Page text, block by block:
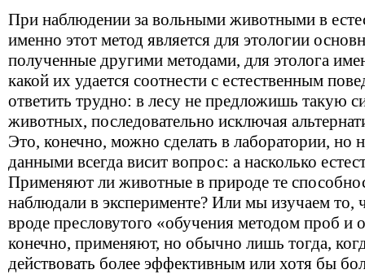
При наблюдении за вольными животными в
именно этот метод является для этологии
полученные другими методами, для этолога
какой их удается соотнести с естественным
ответить трудно: в лесу не предложишь такую
животных, последовательно исключая
Это, конечно, можно сделать в лаборатории,
данными всегда висит вопрос: а насколько
Применяют ли животные в природе те
наблюдали в эксперименте? Или мы изучаем
вроде пресловутого «обучения методом проб
конечно, применяют, но обычно лишь тогда,
действовать более эффективным или хотя бы